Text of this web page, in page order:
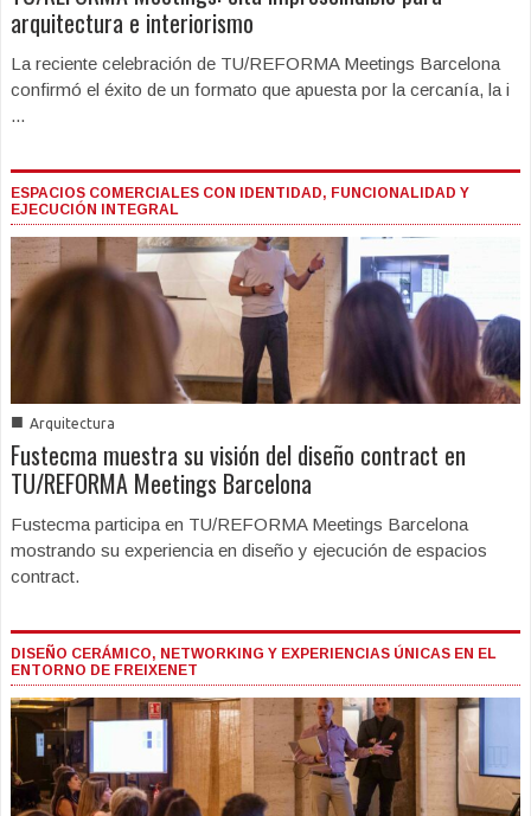
arquitectura e interiorismo
La reciente celebración de TU/REFORMA Meetings Barcelona
confirmó el éxito de un formato que apuesta por la cercanía, la i
...
ESPACIOS COMERCIALES CON IDENTIDAD, FUNCIONALIDAD Y
EJECUCIÓN INTEGRAL
■ Arquitectura
Fustecma muestra su visión del diseño contract en
TU/REFORMA Meetings Barcelona
Fustecma participa en TU/REFORMA Meetings Barcelona
mostrando su experiencia en diseño y ejecución de espacios
contract.
DISEÑO CERÁMICO, NETWORKING Y EXPERIENCIAS ÚNICAS EN EL
ENTORNO DE FREIXENET